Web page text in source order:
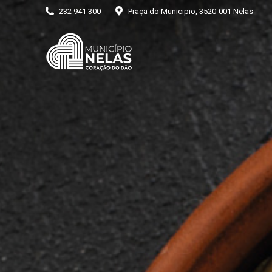
232 941 300 Praça do Municipio, 3520-001 Nelas